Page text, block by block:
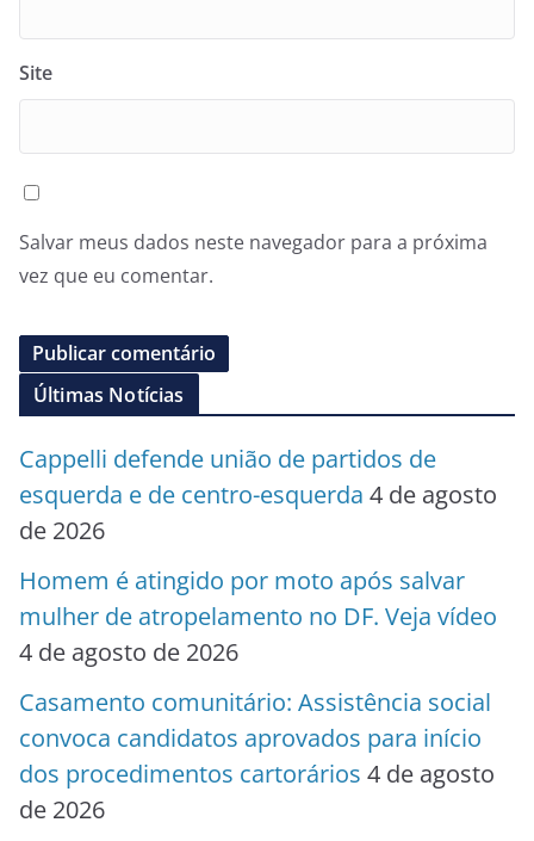
Site
Salvar meus dados neste navegador para a próxima
vez que eu comentar.
Últimas Notícias
Cappelli defende união de partidos de
esquerda e de centro-esquerda 4 de agosto
de 2026
Homem é atingido por moto após salvar
mulher de atropelamento no DF. Veja vídeo
4 de agosto de 2026
Casamento comunitário: Assistência social
convoca candidatos aprovados para início
dos procedimentos cartorários 4 de agosto
de 2026